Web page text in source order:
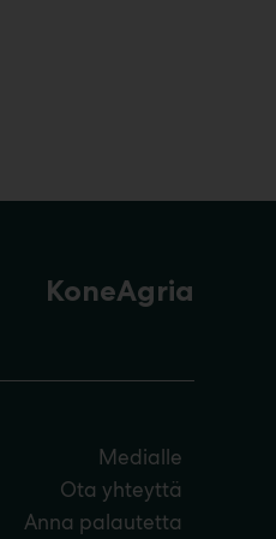
KoneAgria
Medialle
Ota yhteyttä
Anna palautetta